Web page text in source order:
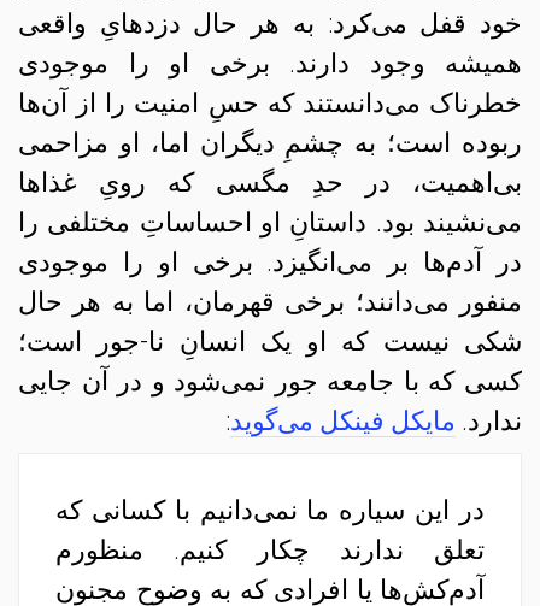
خود قفل می‌کرد: به هر حال دزدهایِ‌ واقعی
همیشه وجود دارند. برخی او را موجودی
خطرناک می‌دانستند که حسِ‌ امنیت را از آن‌ها
ربوده است؛ به چشمِ دیگران اما، او مزاحمی
بی‌اهمیت، در حدِ مگسی که رویِ غذاها
می‌نشیند بود. داستانِ او احساساتِ مختلفی را
در آدم‌ها بر می‌انگیزد. برخی او را موجودی
منفور می‌دانند؛ برخی قهرمان، اما به هر حال
شکی نیست که او یک انسانِ نا-جور است؛
کسی که با جامعه جور نمی‌شود و در آن جایی
ندارد. مایکل فینکل می‌گوید:
در این سیاره ما نمی‌دانیم با کسانی که
تعلق ندارند چکار کنیم. منظورم
آدم‌کش‌ها یا افرادی که به وضوح مجنون